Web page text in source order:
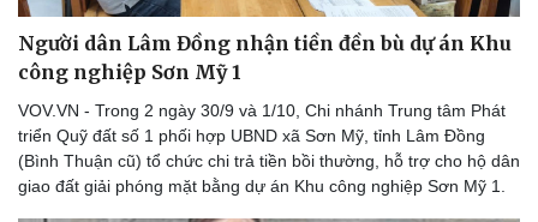
Lịch thi đấu bóng đá
Thế giới thể thao
eSports
Hậu trường
Xe máy
Tư vấn
Người dân Lâm Đồng nhận tiền đền bù dự án Khu
công nghiệp Sơn Mỹ 1
VOV.VN - Trong 2 ngày 30/9 và 1/10, Chi nhánh Trung tâm Phát
triển Quỹ đất số 1 phối hợp UBND xã Sơn Mỹ, tỉnh Lâm Đồng
(Bình Thuận cũ) tổ chức chi trả tiền bồi thường, hỗ trợ cho hộ dân
giao đất giải phóng mặt bằng dự án Khu công nghiệp Sơn Mỹ 1.